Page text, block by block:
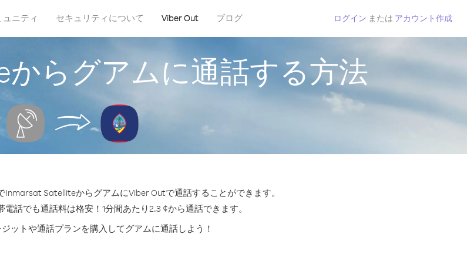
ュニティ セキュリティについて Viber Out ブログ ログイン または アカウント作成
らグアムに通話する方法
SatelliteからグアムにViber Outで通話することができます。
話でも通話料は格安！1分間あたり2.3 ¢から通話できます。
ットや通話プランを購入してグアムに通話しよう！